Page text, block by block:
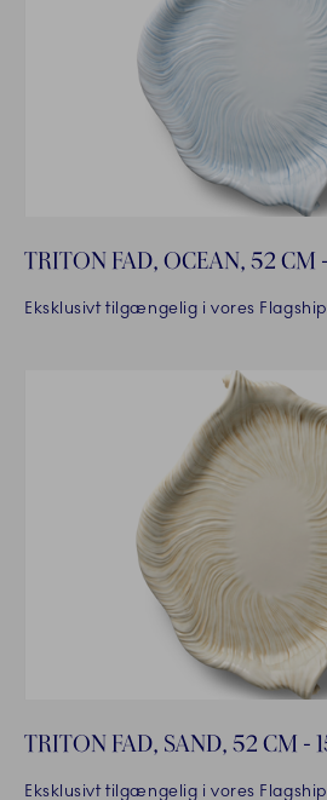
TRITON FAD, OCEAN, 52 CM
Eksklusivt tilgængelig i vores
TRITON FAD, SAND, 52 CM -
Eksklusivt tilgængelig i vores